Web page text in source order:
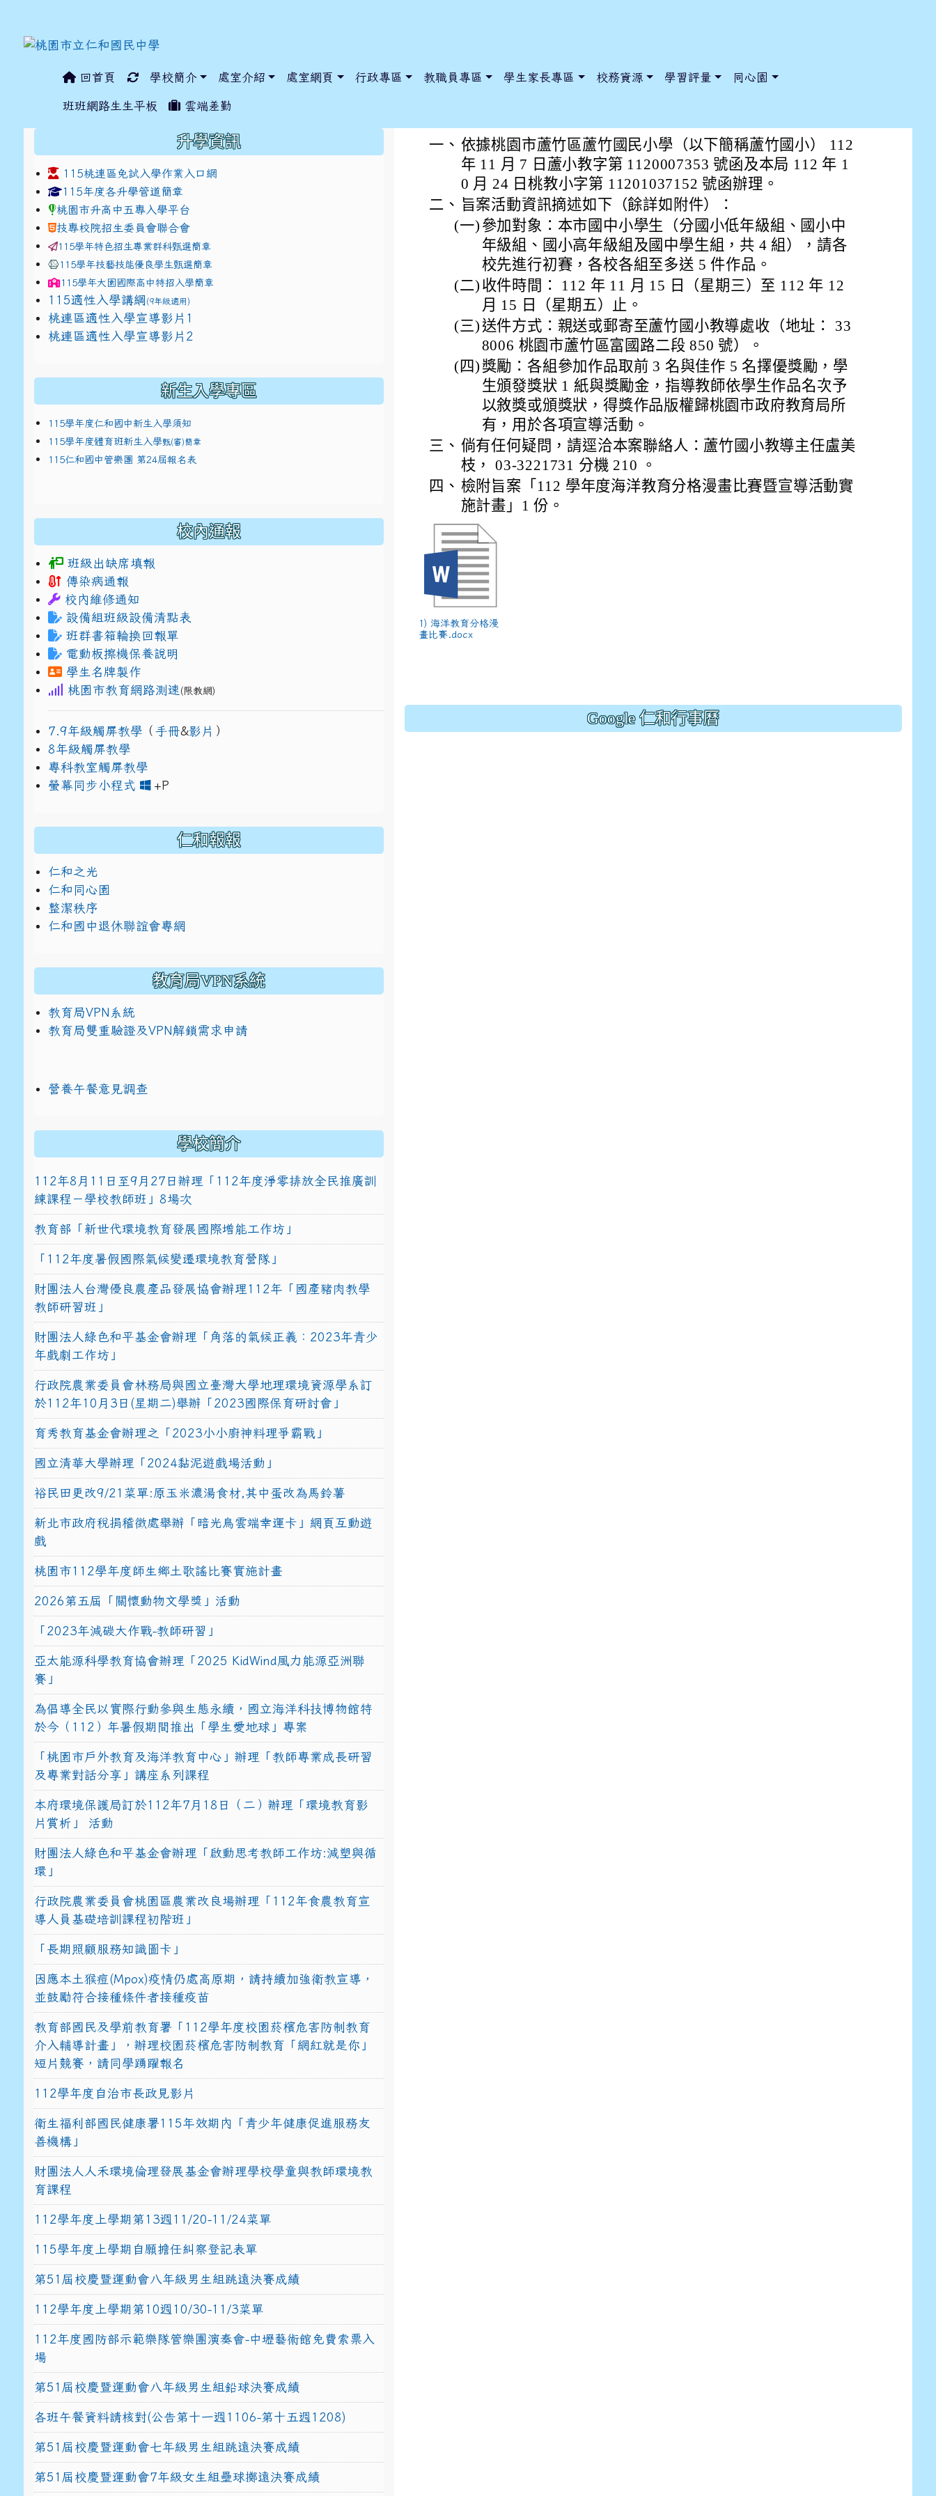
回首頁 學校簡介 處室介紹 處室網頁 行政專區 教職員專區 學生家長專區 校務資源 學習評量 同心園
班班網路生生平板 雲端差勤
桃園市蘆竹區蘆竹國民小學辦理本市「112學年度國
一、 依據桃園市蘆竹區蘆竹國民小學（以下簡稱蘆竹國小） 112
年 11 月 7 日蘆小教字第 1120007353 號函及本局 112 年 1
0 月 24 日桃教小字第 11201037152 號函辦理。
二、 旨案活動資訊摘述如下（餘詳如附件）：
(一) 參加對象：本市國中小學生（分國小低年級組、國小中
年級組、國小高年級組及國中學生組，共 4 組），請各
校先進行初賽，各校各組至多送 5 件作品。
(二) 收件時間： 112 年 11 月 15 日（星期三）至 112 年 12
月 15 日（星期五）止。
(三) 送件方式：親送或郵寄至蘆竹國小教導處收（地址： 33
8006 桃園市蘆竹區富國路二段 850 號）。
(四) 獎勵：各組參加作品取前 3 名與佳作 5 名擇優獎勵，學
生頒發獎狀 1 紙與獎勵金，指導教師依學生作品名次予
以敘獎或頒獎狀，得獎作品版權歸桃園市政府教育局所
有，用於各項宣導活動。
三、 倘有任何疑問，請逕洽本案聯絡人：蘆竹國小教導主任盧美
枝， 03-3221731 分機 210 。
四、 檢附旨案「112 學年度海洋教育分格漫畫比賽暨宣導活動實
施計畫」1 份。
1) 海洋教育分格漫
畫比賽.docx
Google 仁和行事曆
升學資訊
115桃連區免試入學作業入口網
link to https://www.jhjhs.tyc.edu.tw/modules/tadnews/index.php?nsn=5425
115年度各升學管道簡章link to http://tyc.entry.edu.tw/NoExamImitate_TL/NoExamImitateHome/Page/Public/ChooseSys?s=05 style=font-size: 1rem; background-
link to http://tyc.entry.edu.tw/NoExamImitate_TL/NoExamImitateHome/Page/Public/ChooseSys?s=05 style=font-size: 1rem; background-
桃園市升高中五專入學平台
技專校院招生委員會聯合會
115學年特色招生專業群科甄選簡章
115學年技藝技能優良學生甄選簡章
115學年大園國際高中特招入學簡章
115適性入學講綱 (9年級適用)
link to https://docs.google.com/presentation/d/1x3bih9gNpRNolaz0znBOn--g7OisECve/
桃連區適性入學宣導影片1
link to https://docs.google.com/presentation/d/1x3bih9gNpRNolaz0znBOn--g7OisECve/
桃連區適性入學宣導影片2 link to https://docs.go114適性入學講綱(ogle.com/presentation/d/
新生入學專區
115學年度仁和國中新生入學須知
115學年度體育班新生入學甄(審)簡章
115仁和國中管樂團 第24屆報名表
校內通報
班級出缺席填報
傳染病通報
校內維修通知
設備組班級設備清點表
班群書箱輪換回報單
電動板擦機保養說明
學生名牌製作
桃園市教育網路測速 (限教網)
7.9年級觸屏教學 （ 手冊&影片 ）
8年級觸屏教學
專科教室觸屏教學
螢幕同步小程式
+Plink to https://www.jhjhs.tyc.edu.tw/uploads/tad_blocks/file/
link to https://drive.google.com/file/d/1DRAbt49kEePJ5_zYCA1AuLinl3dysZ_8/view?usp=sharing
仁和報報
仁和之光
仁和同心園
整潔秩序
仁和國中退休聯誼會專網
教育局VPN系統
教育局VPN系統
教育局雙重驗證及VPN解鎖需求申請
營養午餐意見調查
學校簡介
112年8月11日至9月27日辦理「112年度淨零排放全民推廣訓
練課程－學校教師班」8場次
教育部「新世代環境教育發展國際增能工作坊」
「112年度暑假國際氣候變遷環境教育營隊」
財團法人台灣優良農產品發展協會辦理112年「國產豬肉教學
教師研習班」
財團法人綠色和平基金會辦理「角落的氣候正義：2023年青少
年戲劇工作坊」
行政院農業委員會林務局與國立臺灣大學地理環境資源學系訂
於112年10月3日(星期二)舉辦「2023國際保育研討會」
育秀教育基金會辦理之「2023小小廚神料理爭霸戰」
國立清華大學辦理「2024黏泥遊戲場活動」
裕民田更改9/21菜單:原玉米濃湯食材,其中蛋改為馬鈴薯
新北市政府稅捐稽徵處舉辦「暗光鳥雲端幸運卡」網頁互動遊
戲
桃園市112學年度師生鄉土歌謠比賽實施計畫
2026第五屆「關懷動物文學獎」活動
「2023年減碳大作戰-教師研習」
亞太能源科學教育協會辦理「2025 KidWind風力能源亞洲聯
賽」
為倡導全民以實際行動參與生態永續，國立海洋科技博物館特
於今（112）年暑假期間推出「學生愛地球」專案
「桃園市戶外教育及海洋教育中心」辦理「教師專業成長研習
及專業對話分享」講座系列課程
本府環境保護局訂於112年7月18日（二）辦理「環境教育影
片賞析」 活動
財團法人綠色和平基金會辦理「啟動思考教師工作坊:減塑與循
環」
行政院農業委員會桃園區農業改良場辦理「112年食農教育宣
導人員基礎培訓課程初階班」
「長期照顧服務知識圖卡」
因應本土猴痘(Mpox)疫情仍處高原期，請持續加強衛教宣導，
並鼓勵符合接種條件者接種疫苗
教育部國民及學前教育署「112學年度校園菸檳危害防制教育
介入輔導計畫」，辦理校園菸檳危害防制教育「網紅就是你」
短片競賽，請同學踴躍報名
112學年度自治市長政見影片
衛生福利部國民健康署115年效期內「青少年健康促進服務友
善機構」
財團法人人禾環境倫理發展基金會辦理學校學童與教師環境教
育課程
112學年度上學期第13週11/20-11/24菜單
115學年度上學期自願擔任糾察登記表單
第51屆校慶暨運動會八年級男生組跳遠決賽成績
112學年度上學期第10週10/30-11/3菜單
112年度國防部示範樂隊管樂團演奏會-中壢藝術館免費索票入
場
第51屆校慶暨運動會八年級男生組鉛球決賽成績
各班午餐資料請核對(公告第十一週1106-第十五週1208)
第51屆校慶暨運動會七年級男生組跳遠決賽成績
第51屆校慶暨運動會7年級女生組壘球擲遠決賽成績